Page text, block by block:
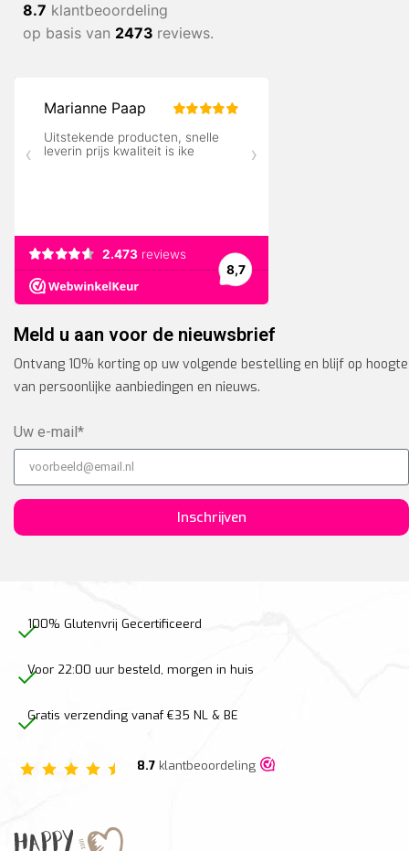
8.7 klantbeoordeling
op basis van 2473 reviews.
Meld u aan voor de nieuwsbrief
Ontvang 10% korting op uw volgende bestelling en blijf op hoogte
van persoonlijke aanbiedingen en nieuws.
Uw e-mail*
Inschrijven
100% Glutenvrij Gecertificeerd
Voor 22:00 uur besteld, morgen in huis
Gratis verzending vanaf €35 NL & BE
8.7 klantbeoordeling